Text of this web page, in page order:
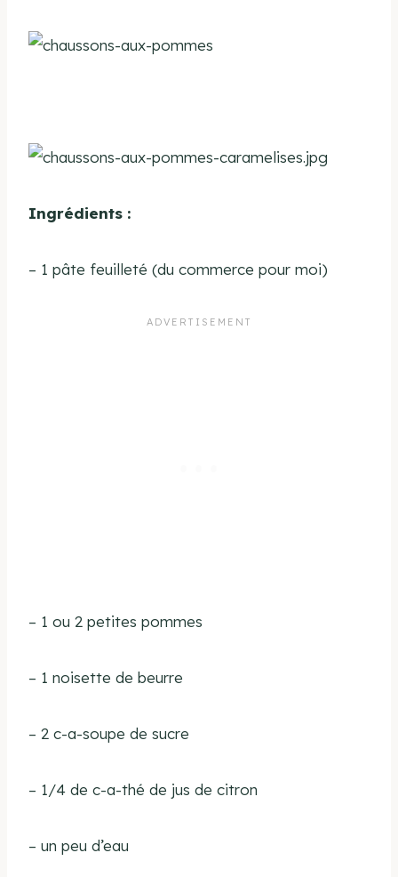
Ingrédients :
– 1 pâte feuilleté (du commerce pour moi)
– 1 ou 2 petites pommes
– 1 noisette de beurre
– 2 c-a-soupe de sucre
– 1/4 de c-a-thé de jus de citron
– un peu d’eau